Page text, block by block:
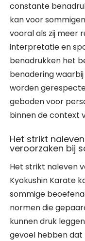
constante
kan voor
vooral als zij meer
interpretatie en
benadrukken het
benadering
worden
geboden voor
binnen de context
Het strikt
veroorzaken bij
Het strikt naleven
Kyokushin Karate
sommige
normen die
kunnen druk
gevoel hebben